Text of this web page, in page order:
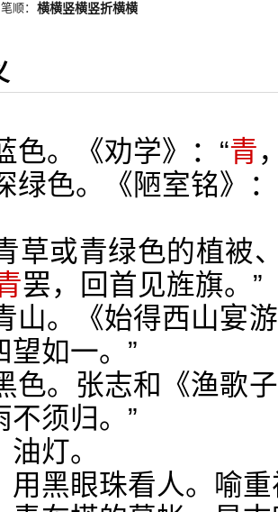
笔顺： 横横竖横竖折横横
。《劝学》：“青
色。《陋室铭》
草或青绿色的植被
罢，回首见旌旗。”
。《始得西山宴
望如一。”
。张志和《渔歌子
不须归。”
油灯。
用黑眼珠看人。喻